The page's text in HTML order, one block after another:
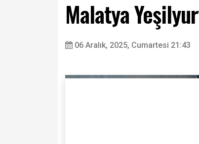
Malatya
06 Aralık, 2025, Cumartesi 21:43